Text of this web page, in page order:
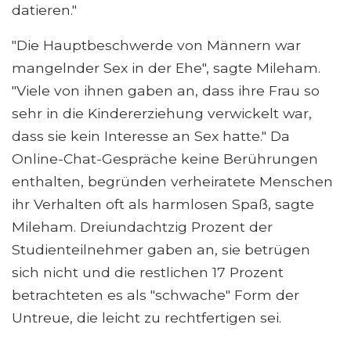
datieren."
"Die Hauptbeschwerde von Männern war
mangelnder Sex in der Ehe", sagte Mileham.
"Viele von ihnen gaben an, dass ihre Frau so
sehr in die Kindererziehung verwickelt war,
dass sie kein Interesse an Sex hatte." Da
Online-Chat-Gespräche keine Berührungen
enthalten, begründen verheiratete Menschen
ihr Verhalten oft als harmlosen Spaß, sagte
Mileham. Dreiundachtzig Prozent der
Studienteilnehmer gaben an, sie betrügen
sich nicht und die restlichen 17 Prozent
betrachteten es als "schwache" Form der
Untreue, die leicht zu rechtfertigen sei.